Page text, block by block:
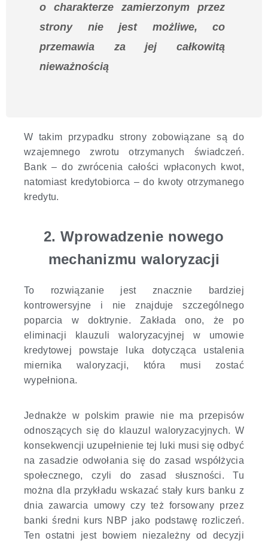
o charakterze zamierzonym przez
strony nie jest możliwe, co
przemawia za jej całkowitą
nieważnością
W takim przypadku strony zobowiązane są do
wzajemnego zwrotu otrzymanych świadczeń.
Bank – do zwrócenia całości wpłaconych kwot,
natomiast kredytobiorca – do kwoty otrzymanego
kredytu.
2. Wprowadzenie nowego
mechanizmu waloryzacji
To rozwiązanie jest znacznie bardziej
kontrowersyjne i nie znajduje szczególnego
poparcia w doktrynie. Zakłada ono, że po
eliminacji klauzuli waloryzacyjnej w umowie
kredytowej powstaje luka dotycząca ustalenia
miernika waloryzacji, która musi zostać
wypełniona.
Jednakże w polskim prawie nie ma przepisów
odnoszących się do klauzul waloryzacyjnych. W
konsekwencji uzupełnienie tej luki musi się odbyć
na zasadzie odwołania się do zasad współżycia
społecznego, czyli do zasad słuszności. Tu
można dla przykładu wskazać stały kurs banku z
dnia zawarcia umowy czy też forsowany przez
banki średni kurs NBP jako podstawę rozliczeń.
Ten ostatni jest bowiem niezależny od decyzji